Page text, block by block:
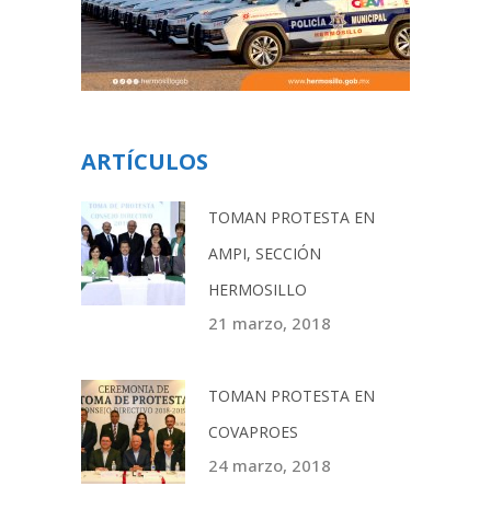
ARTÍCULOS
TOMAN PROTESTA EN
AMPI, SECCIÓN
HERMOSILLO
21 marzo, 2018
TOMAN PROTESTA EN
COVAPROES
24 marzo, 2018